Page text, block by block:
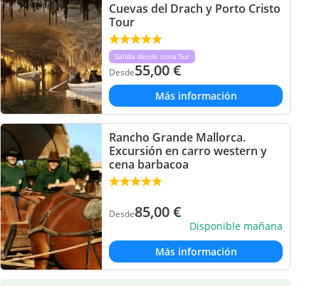
Cuevas del Drach y Porto Cristo
Tour
Salida desde zona Sur
Desde55,00€
Más información
Rancho Grande Mallorca.
Excursión en carro western y
cena barbacoa
Desde85,00€
Disponible mañana
Más información